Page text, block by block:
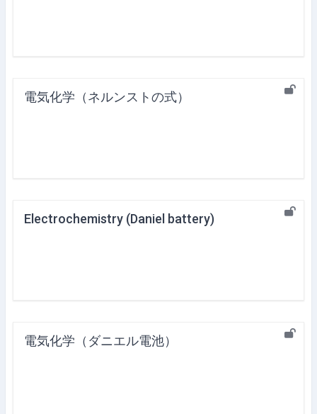
電気化学（ネルンストの式）
Electrochemistry (Daniel battery)
電気化学（ダニエル電池）